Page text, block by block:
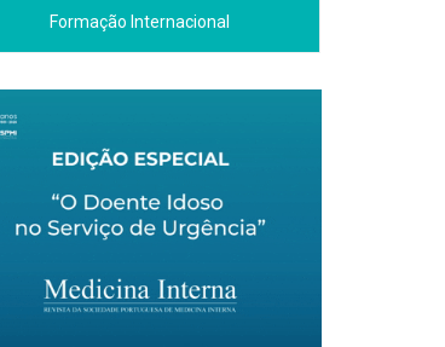
Formação Internacional